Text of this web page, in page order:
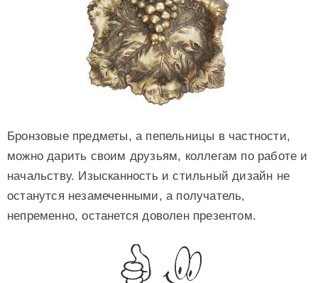
Бронзовые предметы, а пепельницы в частности,
можно дарить своим друзьям, коллегам по работе и
начальству. Изысканность и стильный дизайн не
останутся незамеченными, а получатель,
непременно, останется доволен презентом.